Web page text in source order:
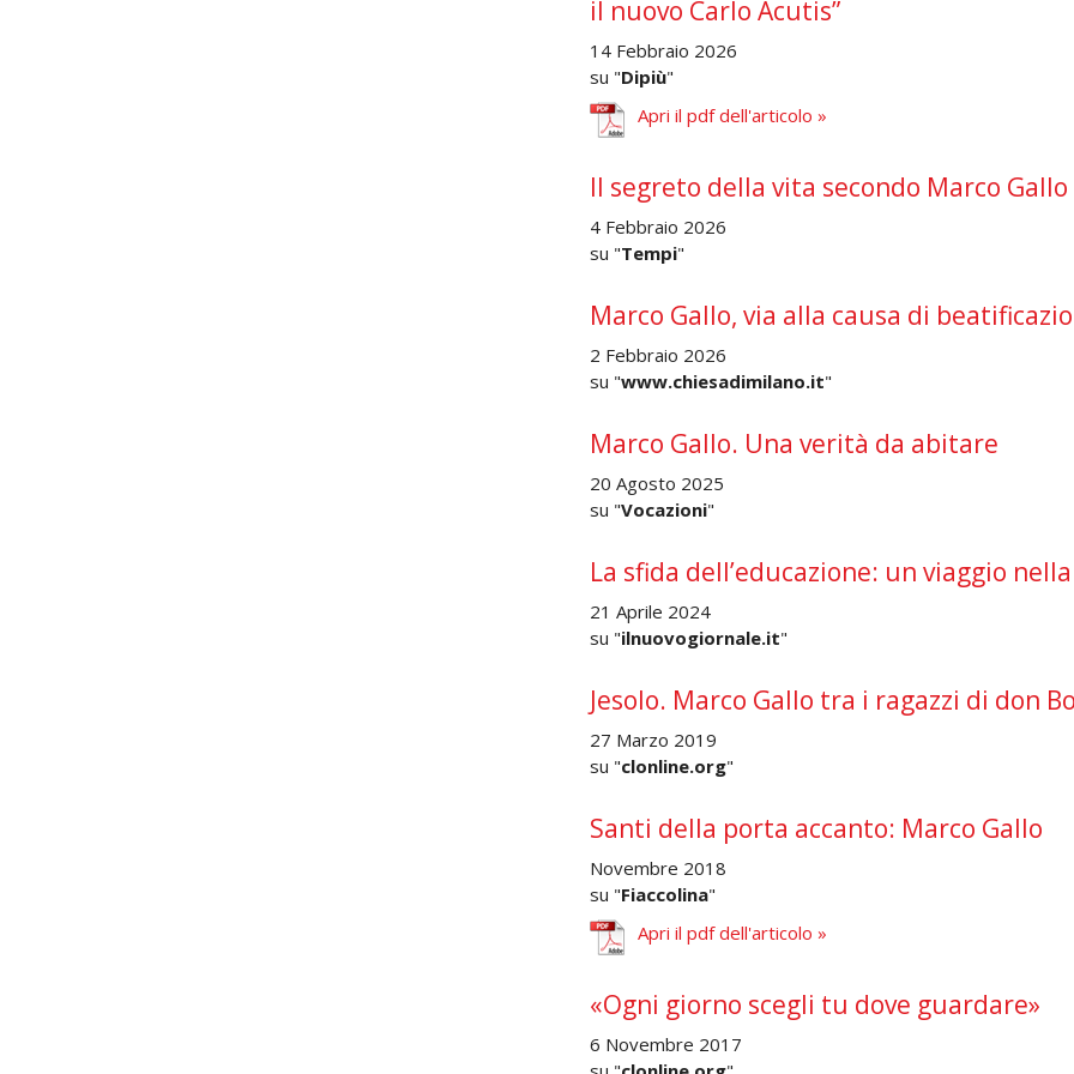
il nuovo Carlo Acutis”
14 Febbraio 2026
su "Dipiù"
Apri il pdf dell'articolo »
Il segreto della vita secondo Marco Gallo
4 Febbraio 2026
su "Tempi"
Marco Gallo, via alla causa di
2 Febbraio 2026
su "www.chiesadimilano.it"
Marco Gallo. Una verità da abitare
20 Agosto 2025
su "Vocazioni"
La sfida dell’educazione: un viaggio
21 Aprile 2024
su "ilnuovogiornale.it"
Jesolo. Marco Gallo tra i ragazzi di don
27 Marzo 2019
su "clonline.org"
Santi della porta accanto: Marco Gallo
Novembre 2018
su "Fiaccolina"
Apri il pdf dell'articolo »
«Ogni giorno scegli tu dove guardare»
6 Novembre 2017